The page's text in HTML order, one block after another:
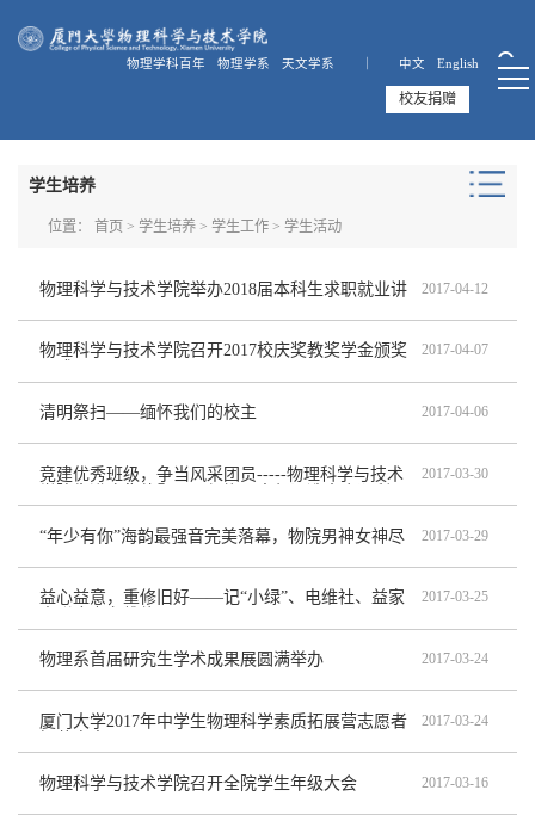
物理学科百年 物理学系 天文学系 ｜ 中文 English
校友捐赠
学生培养
位置： 首页 > 学生培养> 学生工作> 学生活动
物理科学与技术学院举办2018届本科生求职就业讲
2017-04-12
物理科学与技术学院召开2017校庆奖教奖学金颁奖
2017-04-07
清明祭扫——缅怀我们的校主 2017-04-06
竞建优秀班级，争当风采团员-----物理科学与技术
开
2017-03-30
“年少有你”海韵最强音完美落幕，物院男神女神尽
2017-03-29
益心益意，重修旧好——记“小绿”、电维社、益家
2017-03-25
物理系首届研究生学术成果展圆满举办 2017-03-24
厦门大学2017年中学生物理科学素质拓展营志愿者
2017-03-24
物理科学与技术学院召开全院学生年级大会 2017-03-16